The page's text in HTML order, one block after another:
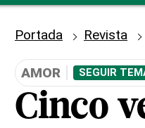
Portada Revista
AMOR SEGUIR
Cinco